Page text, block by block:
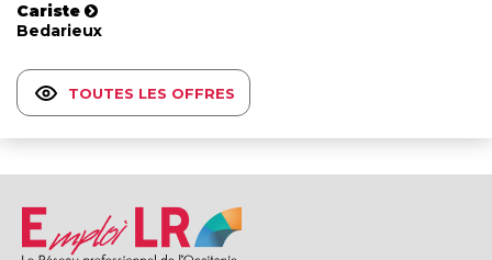
Cariste
Bedarieux
TOUTES LES OFFRES